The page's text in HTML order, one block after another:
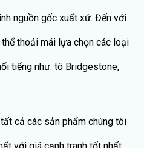
nguồn gốc xuất xứ. Đến với
thoải mái lựa chọn các loại
tiếng như: tô Bridgestone,
cả các sản phẩm chúng tôi